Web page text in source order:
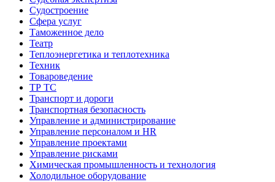
Судостроение
Сфера услуг
Таможенное дело
Театр
Теплоэнергетика и теплотехника
Техник
Товароведение
ТР ТС
Транспорт и дороги
Транспортная безопасность
Управление и администрирование
Управление персоналом и HR
Управление проектами
Управление рисками
Химическая промышленность и технология
Холодильное оборудование